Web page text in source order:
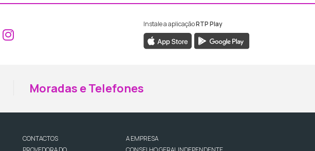
Aceder ao Facebook da RTP Madeira
Aceder ao Instagram da RTP Madeira
Instale a aplicaçãoRTP Play
Moradas e Telefones
CONTACTOS
A EMPRESA